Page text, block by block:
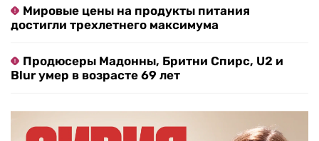
Мировые цены на продукты питания
достигли трехлетнего максимума
Продюсеры Мадонны, Бритни Спирс, U2 и
Blur умер в возрасте 69 лет